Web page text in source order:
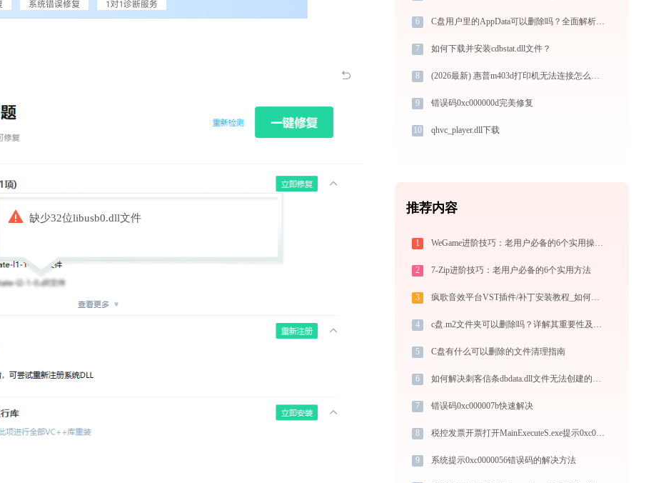
缺少32位libusb0.dll文件
6 C盘用户里的AppData可以删除吗？全面解析与建议
7 如何下载并安装cdbstat.dll文件？
8 (2026最新) 惠普m403d打印机无法连接怎么办？-金山毒霸
9 错误码0xc000000d完美修复
10 qhvc_player.dll下载
推荐内容
1 WeGame进阶技巧：老用户必备的6个实用操作指南
2 7-Zip进阶技巧：老用户必备的6个实用方法
3 疯歌音效平台VST插件/补丁安装教程_如何加载插件效果包
4 c盘.m2文件夹可以删除吗？详解其重要性及影响
5 C盘有什么可以删除的文件清理指南
6 如何解决刺客信条dbdata.dll文件无法创建的问题
7 错误码0xc000007b快速解决
8 税控发票开票打开MainExecuteS.exe提示0xc000000d错误码怎么办
9 系统提示0xc0000056错误码的解决方法